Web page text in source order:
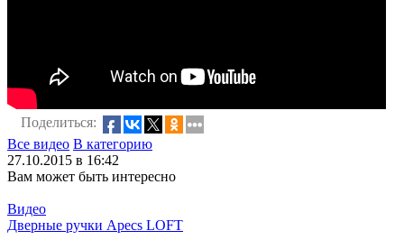
Поделиться:
Все видео В категорию
27.10.2015 в 16:42
Вам может быть интересно
Видео
Дверные ручки Apecs LOFT